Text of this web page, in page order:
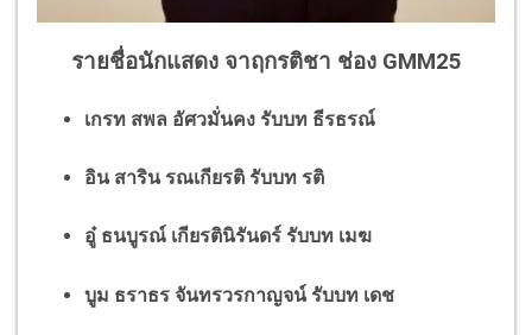
รายชื่อนักแสดง จาฤกรติชา ช่อง GMM25
เกรท สพล อัศวมั่นคง รับบท ธีรธรณ์
อิน สาริน รณเกียรติ รับบท รติ
อู๋ ธนบูรณ์ เกียรตินิรันดร์ รับบท เมฆ
บูม ธราธร จันทรวรกาญจน์ รับบท เดช